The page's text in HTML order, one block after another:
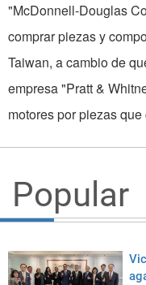
"McDonnell-Douglas
comprar piezas y
Taiwan, a cambio de
empresa "Pratt &
motores por piezas
Popular